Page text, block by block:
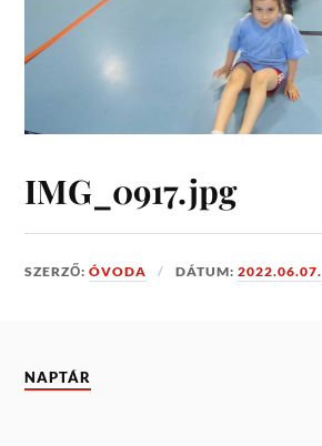
IMG_0917.jpg
SZERZŐ:ÓVODA DÁTUM:2022.06.07.
NAPTÁR